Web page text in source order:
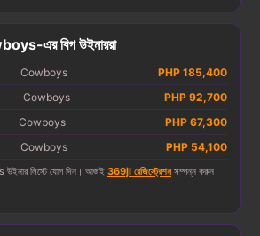
এর বিগ উইনাররা
Cowboys
PHP 185,400
Cowboys
PHP 92,700
Cowboys
PHP 67,300
Cowboys PHP 54,100
লিস্টে যোগ দিন। আজই 369jl রেজিস্ট্রেশনসম্পন্ন করুন